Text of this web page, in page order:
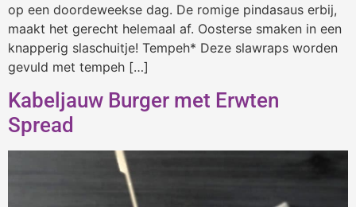
op een doordeweekse dag. De romige pindasaus erbij,
maakt het gerecht helemaal af. Oosterse smaken in een
knapperig slaschuitje! Tempeh* Deze slawraps worden
gevuld met tempeh […]
Kabeljauw Burger met Erwten
Spread